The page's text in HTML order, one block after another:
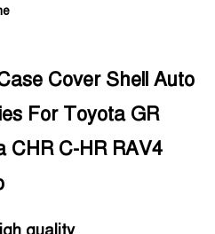
Cover Shell Auto
For Toyota GR
CHR C-HR RAV4